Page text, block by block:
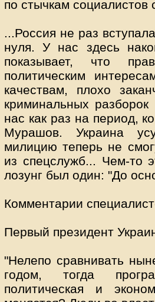
по стычкам
...Россия не раз
нуля. У нас здесь
показывает, что
политическим
качествам, плохо
криминальных
нас как раз на период,
Мурашов. Украина
милицию теперь не
из спецслужб... Чем-то
лозунг был один: "До
Комментарии
Первый президент
"Нелепо сравнивать
годом, тогда
политическая и